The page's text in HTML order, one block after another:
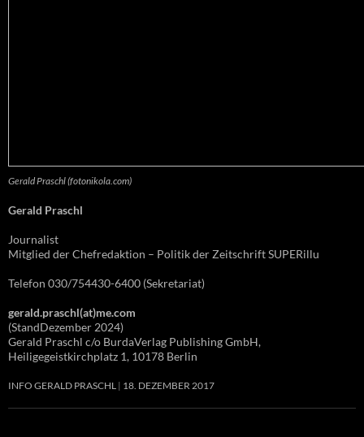
Gerald Praschl (fotonikola.com)
Gerald Praschl
Journalist
Mitglied der Chefredaktion – Politik der Zeitschrift SUPERillu
Telefon 030/754430-6400 (Sekretariat)
gerald.praschl(at)me.com
(StandDezember 2024)
Gerald Praschl c/o BurdaVerlag Publishing GmbH,
Heiligegeistkirchplatz 1, 10178 Berlin
INFO GERALD PRASCHL 18. DEZEMBER 2017